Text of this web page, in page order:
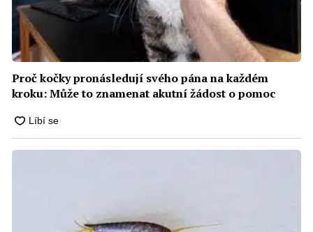
Proč kočky pronásledují svého pána na každém
kroku: Může to znamenat akutní žádost o pomoc